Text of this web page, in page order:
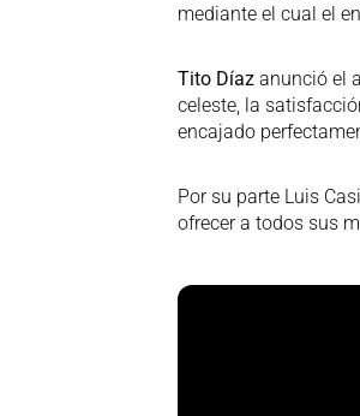
mediante el cual el
Tito Díaz anunció el
celeste, la
encajado
Por su parte Luis
ofrecer a todos sus